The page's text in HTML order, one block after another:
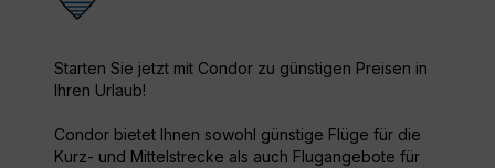
Starten Sie jetzt mit Condor zu günstigen Preisen in
Ihren Urlaub!
Condor bietet Ihnen sowohl günstige Flüge für die
Kurz- und Mittelstrecke als auch Flugangebote für